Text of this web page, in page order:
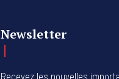
Newsletter